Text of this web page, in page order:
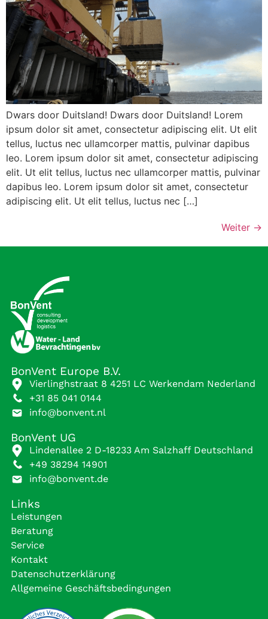
Dwars door Duitsland! Dwars door Duitsland! Lorem
ipsum dolor sit amet, consectetur adipiscing elit. Ut elit
tellus, luctus nec ullamcorper mattis, pulvinar dapibus
leo. Lorem ipsum dolor sit amet, consectetur adipiscing
elit. Ut elit tellus, luctus nec ullamcorper mattis, pulvinar
dapibus leo. Lorem ipsum dolor sit amet, consectetur
adipiscing elit. Ut elit tellus, luctus nec […]
Weiter →
BonVent Europe B.V.
Vierlinghstraat 8 4251 LC Werkendam Nederland
+31 85 041 0144
info@bonvent.nl
BonVent UG
Lindenallee 2 D-18233 Am Salzhaff Deutschland
+49 38294 14901
info@bonvent.de
Links
Leistungen
Beratung
Service
Kontakt
Datenschutzerklärung
Allgemeine Geschäftsbedingungen